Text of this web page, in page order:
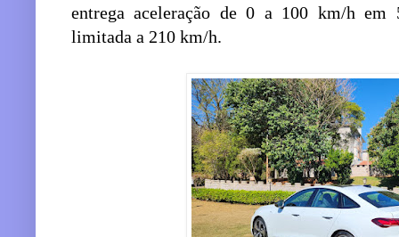
entrega aceleração de 0 a 100 km/h em
limitada a 210 km/h.